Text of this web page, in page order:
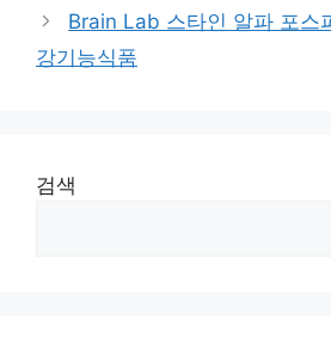
Brain Lab 스타인 알파 포스
강기능식품
검색